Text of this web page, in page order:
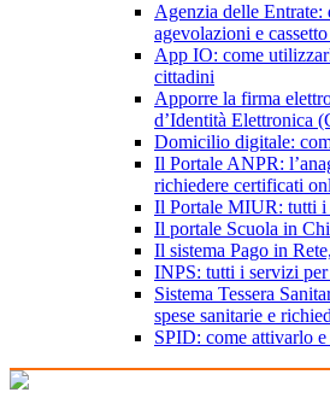
Agenzia delle
agevolazioni e
App IO: come
cittadini
Apporre la firma
d’Identità Elettronica
Domicilio digitale:
Il Portale ANPR:
richiedere certificati
Il Portale MIUR: tutti
Il portale Scuola in
Il sistema Pago in
INPS: tutti i servizi
Sistema Tessera
spese sanitarie e
SPID: come attivarlo